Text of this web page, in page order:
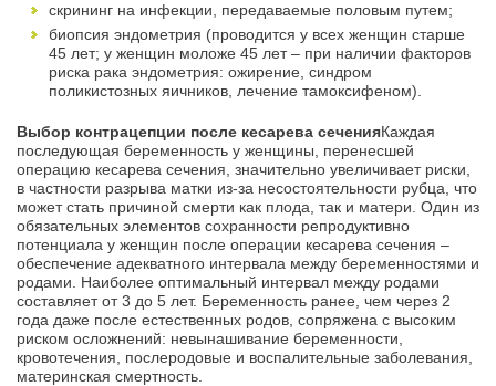
скрининг на инфекции, передаваемые половым путем;
биопсия эндометрия (проводится у всех женщин старше
45 лет; у женщин моложе 45 лет – при наличии факторов
риска рака эндометрия: ожирение, синдром
поликистозных яичников, лечение тамоксифеном).
Выбор контрацепции после кесарева сеченияКаждая
последующая беременность у женщины, перенесшей
операцию кесарева сечения, значительно увеличивает риски,
в частности разрыва матки из-за несостоятельности рубца, что
может стать причиной смерти как плода, так и матери. Один из
обязательных элементов сохранности репродуктивно
потенциала у женщин после операции кесарева сечения –
обеспечение адекватного интервала между беременностями и
родами. Наиболее оптимальный интервал между родами
составляет от 3 до 5 лет. Беременность ранее, чем через 2
года даже после естественных родов, сопряжена с высоким
риском осложнений: невынашивание беременности,
кровотечения, послеродовые и воспалительные заболевания,
материнская смертность.